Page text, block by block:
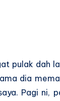
pulak dah
dia
Pagi ni,